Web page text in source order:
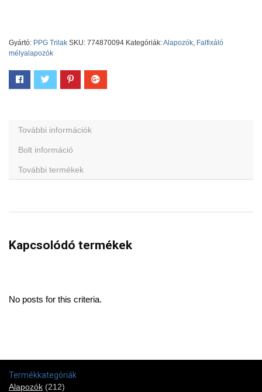
Gyártó: PPG Trilak SKU: 774870094 Kategóriák:Alapozók, Falfixáló
mélyalapozók
További információk
Bolt információ
További termékek
Kapcsolódó termékek
No posts for this criteria.
Termékkategóriák
Alapozók (212)